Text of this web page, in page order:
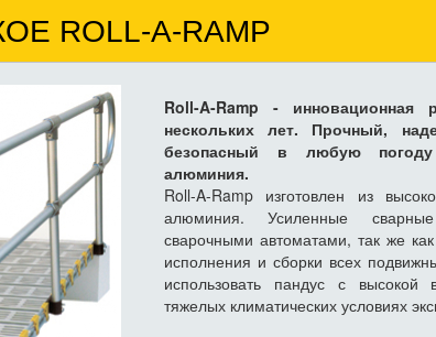
ROLL-A-RAMP
Roll-A-Ramp - инновационная
нескольких лет. Прочный,
безопасный в любую
алюминия.
Roll-A-Ramp изготовлен из
алюминия. Усиленные
сварочными автоматами, так же
исполнения и сборки всех
использовать пандус с высокой
тяжелых климатических условиях